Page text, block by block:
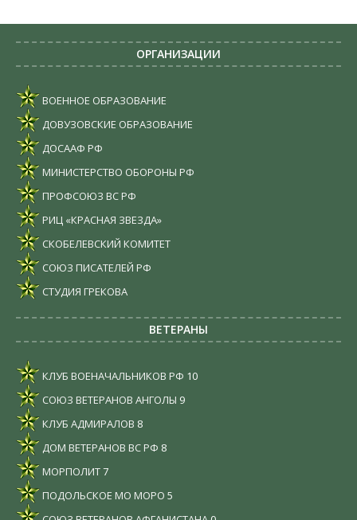
ОРГАНИЗАЦИИ
ВОЕННОЕ ОБРАЗОВАНИЕ
ДОВУЗОВСКИЕ ОБРАЗОВАНИЕ
ДОСААФ РФ
МИНИСТЕРСТВО ОБОРОНЫ РФ
ПРОФСОЮЗ ВС РФ
РИЦ «КРАСНАЯ ЗВЕЗДА»
СКОБЕЛЕВСКИЙ КОМИТЕТ
СОЮЗ ПИСАТЕЛЕЙ РФ
СТУДИЯ ГРЕКОВА
ВЕТЕРАНЫ
КЛУБ ВОЕНАЧАЛЬНИКОВ РФ 10
СОЮЗ ВЕТЕРАНОВ АНГОЛЫ 9
КЛУБ АДМИРАЛОВ 8
ДОМ ВЕТЕРАНОВ ВС РФ 8
МОРПОЛИТ7
ПОДОЛЬСКОЕ МО МОРО 5